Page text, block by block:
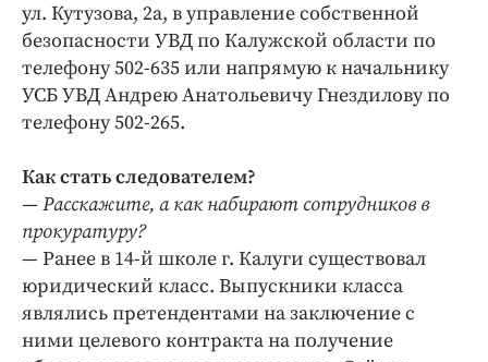
ул. Кутузова, 2а, в управление собственной
безопасности УВД по Калужской области по
телефону 502-635 или напрямую к начальнику
УСБ УВД Андрею Анатольевичу Гнездилову по
телефону 502-265.
Как стать следователем?
— Расскажите, а как набирают сотрудников в
прокуратуру?
— Ранее в 14-й школе г. Калуги существовал
юридический класс. Выпускники класса
являлись претендентами на заключение с
ними целевого контракта на получение